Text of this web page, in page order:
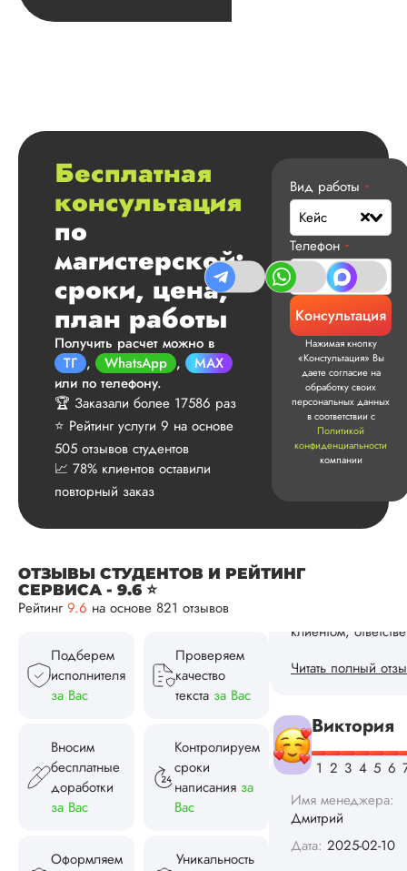
Бесплатная
консультация
по
магистерской:
сроки, цена,
план работы
Получить расчет можно в
ТГ , WhatsApp ,
MAX
или по телефону.
🏆 Заказали более 17586 раз
⭐ Рейтинг услуги 9 на основе
505 отзывов студентов
📈 78% клиентов оставили
повторный заказ
Вид работы *
Кейс
Телефон *
Консультация
Нажимая кнопку
«Констультация» Вы
даете согласие на
обработку своих
персональных данных
в соответствии с
Политикой
конфиденциальности
компании
ОТЗЫВЫ СТУДЕНТОВ И РЕЙТИНГ
СЕРВИСА - 9.6 ⭐
Рейтинг 9.6 на основе 821 отзывов
Подберем
исполнителя
за Вас
Проверяем
качество
текста за Вас
Вносим
бесплатные
доработки
за Вас
Контролируем
сроки
написания за
Вас
Оформляем
Уникальность
Имя менеджера:
Дата:2025-02-01
Не в первый раз
заказываю и у
плохая память на
имена, поэтому
краток. Курсовые
выполняются
ни одного
не было ни от
от преподавателей.
Также мне
здесь соблюдение
культуры общения
клиентом,
Дмитрий
Дата:
2025-02-10
вопросов нет –
заечки, цветочки,
солнышки и вау-
умнички.
Дмитрию, который
отлично меня
от начала заказа
его успешного